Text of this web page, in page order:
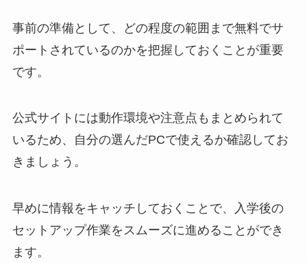
事前の準備として、どの程度の範囲まで無料でサ
ポートされているのかを把握しておくことが重要
です。
公式サイトには動作環境や注意点もまとめられて
いるため、自分の選んだPCで使えるか確認してお
きましょう。
早めに情報をキャッチしておくことで、入学後の
セットアップ作業をスムーズに進めることができ
ます。